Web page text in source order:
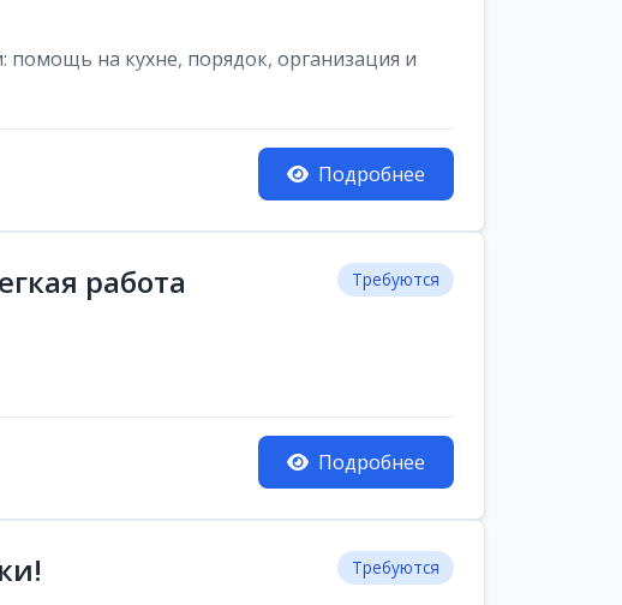
на кухне, порядок, организация и
Подробнее
работа Требуются
Подробнее
Требуются